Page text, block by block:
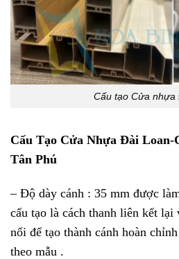
Cấu tạo Cửa nhựa
Cấu Tạo Cửa Nhựa Đài
Tân Phú
– Độ dày cánh : 35 mm được
cấu tạo là cách thanh liên kết lại
nối để tạo thành cánh hoàn
theo mẫu .